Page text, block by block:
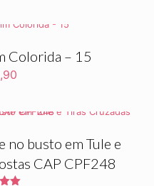
Colorida – 15
no busto em Tule e
CAP CPF248